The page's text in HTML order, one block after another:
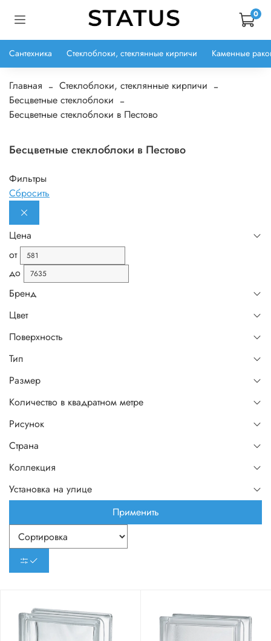
0
Сантехника Стеклоблоки, стеклянные кирпичи Каменные
Главная
Стеклоблоки, стеклянные кирпичи
Бесцветные стеклоблоки
Бесцветные стеклоблоки в Пестово
Бесцветные стеклоблоки в Пестово
Фильтры
Сбросить
Цена
от
до
Бренд
Цвет
Поверхность
Тип
Размер
Количество в квадратном метре
Рисунок
Страна
Коллекция
Установка на улице
Применить